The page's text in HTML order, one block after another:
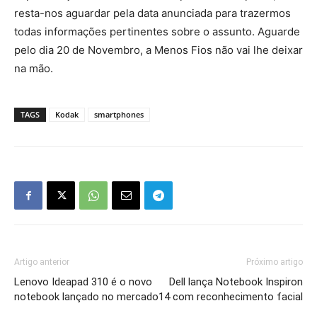
resta-nos aguardar pela data anunciada para trazermos
todas informações pertinentes sobre o assunto. Aguarde
pelo dia 20 de Novembro, a Menos Fios não vai lhe deixar
na mão.
TAGS Kodak smartphones
Artigo anterior
Lenovo Ideapad 310 é o novo
notebook lançado no mercado
Próximo artigo
Dell lança Notebook Inspiron
14 com reconhecimento facial